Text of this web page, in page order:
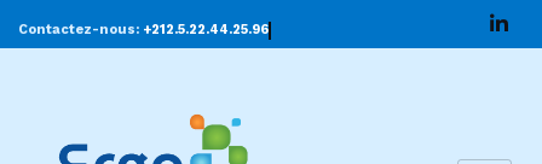
au
Contactez-nous: +212.5.22.44.25.96